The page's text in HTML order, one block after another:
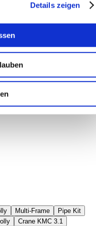
Details zeigen
3.0 FX LTH
Multi-Frame
Pipe Kit
Crane KMC 3.1